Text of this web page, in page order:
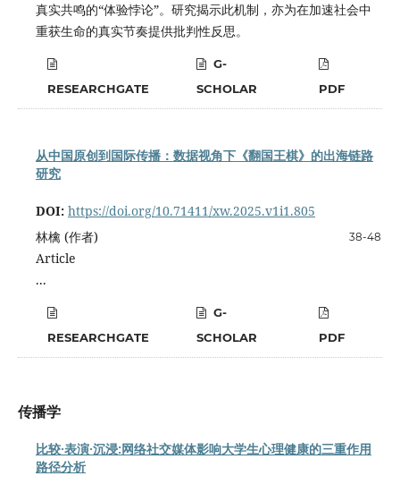
真实共鸣的“体验悖论”。研究揭示此机制，亦为在加速社会中
重获生命的真实节奏提供批判性反思。
RESEARCHGATE
G-
SCHOLAR
PDF
从中国原创到国际传播：数据视角下《翻国王棋》的出海链路
研究
DOI: https://doi.org/10.71411/xw.2025.v1i1.805
38-48
林檎 (作者)
Article
...
RESEARCHGATE
G-
SCHOLAR
PDF
传播学
比较·表演·沉浸:网络社交媒体影响大学生心理健康的三重作用
路径分析